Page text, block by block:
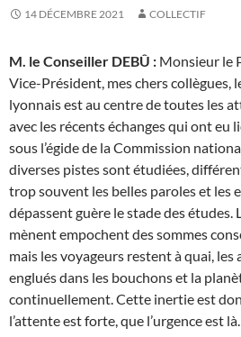
14 DÉCEMBRE 2021 COLLECTIF
M. le Conseiller DEBÛ : Monsieur le
Vice-Président, mes chers
lyonnais est au centre de toutes les
avec les récents échanges qui ont eu
sous l’égide de la Commission
diverses pistes sont étudiées,
trop souvent les belles paroles et les
dépassent guère le stade des études.
mènent empochent des sommes
mais les voyageurs restent à quai,
englués dans les bouchons et la
continuellement. Cette inertie est
l’attente est forte, que l’urgence est là.